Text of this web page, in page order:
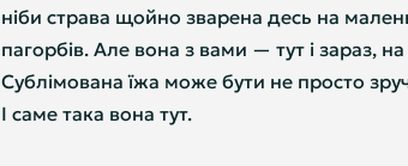
ніби страва щойно зварена десь на
пагорбів. Але вона з вами — тут і зараз,
Сублімована їжа може бути не просто
І саме така вона тут.